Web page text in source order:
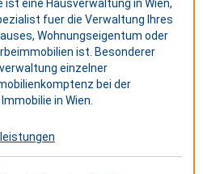
ist eine Hausverwaltung in Wien,
fuer die Verwaltung Ihres
Wohnungseigentum oder
ist. Besonderer
einzelner
bei der
in Wien.